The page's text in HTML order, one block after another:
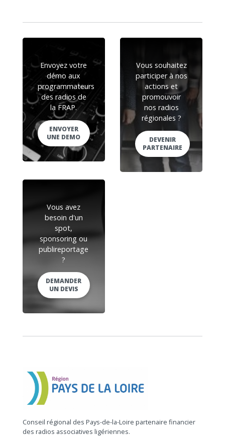
Envoyez votre
démo aux
programmateurs
des radios de
la FRAP.
ENVOYER
UNE DEMO
Vous souhaitez
participer à nos
actions et
promouvoir
nos radios
régionales ?
DEVENIR
PARTENAIRE
Vous avez
besoin d'un
spot,
sponsoring ou
publireportage
?
DEMANDER
UN DEVIS
Conseil régional des Pays-de-la-Loire partenaire financier
des radios associatives ligériennes.